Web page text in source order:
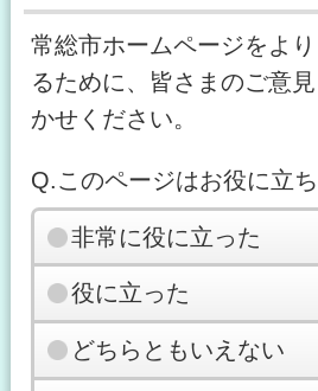
常総市ホームページをよ
るために、皆さまのご意
かせください。
Q.このページはお役に立
非常に役に立った
役に立った
どちらともいえない